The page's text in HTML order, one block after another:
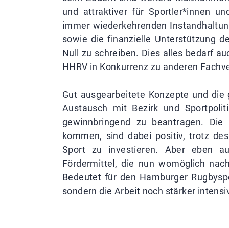
und attraktiver für Sportler*innen
immer wiederkehrenden
sowie die finanzielle Unterstützung
Null zu schreiben. Dies alles bedarf
HHRV in Konkurrenz zu anderen
Gut ausgearbeitete Konzepte und
Austausch mit Bezirk und
gewinnbringend zu beantragen.
kommen, sind dabei positiv, trotz
Sport zu investieren. Aber eben
Fördermittel, die nun womöglich
Bedeutet für den Hamburger
sondern die Arbeit noch stärker